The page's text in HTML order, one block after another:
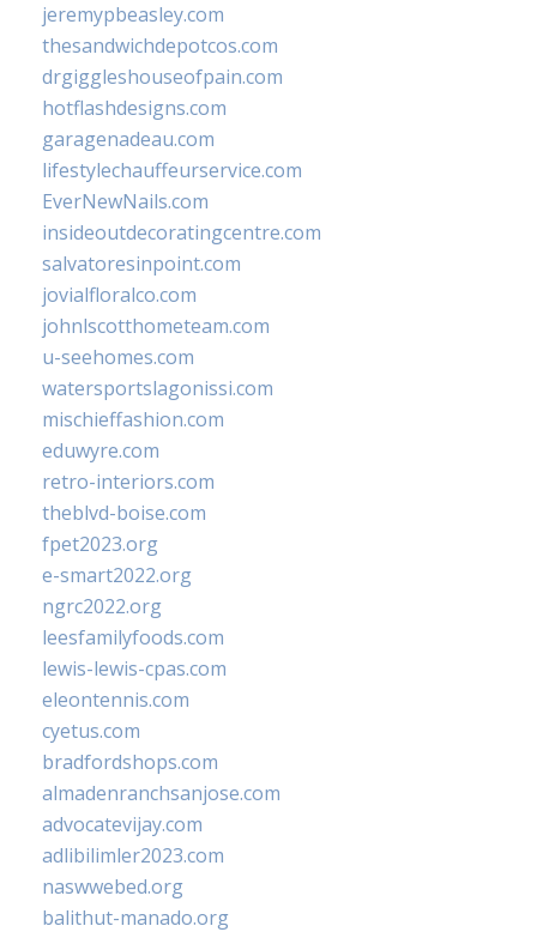
jeremypbeasley.com
thesandwichdepotcos.com
drgiggleshouseofpain.com
hotflashdesigns.com
garagenadeau.com
lifestylechauffeurservice.com
EverNewNails.com
insideoutdecoratingcentre.com
salvatoresinpoint.com
jovialfloralco.com
johnlscotthometeam.com
u-seehomes.com
watersportslagonissi.com
mischieffashion.com
eduwyre.com
retro-interiors.com
theblvd-boise.com
fpet2023.org
e-smart2022.org
ngrc2022.org
leesfamilyfoods.com
lewis-lewis-cpas.com
eleontennis.com
cyetus.com
bradfordshops.com
almadenranchsanjose.com
advocatevijay.com
adlibilimler2023.com
naswwebed.org
balithut-manado.org